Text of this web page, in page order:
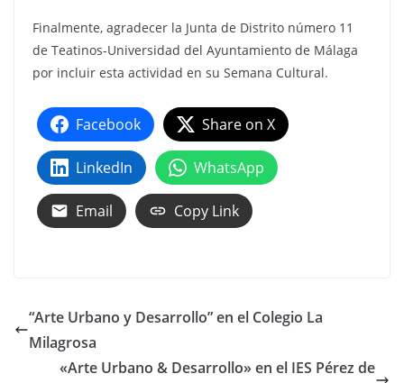
Finalmente, agradecer la Junta de Distrito número 11
de Teatinos-Universidad del Ayuntamiento de Málaga
por incluir esta actividad en su Semana Cultural.
Facebook Share on X
LinkedIn WhatsApp
Email Copy Link
“Arte Urbano y Desarrollo” en el Colegio La
Milagrosa
«Arte Urbano & Desarrollo» en el IES Pérez de